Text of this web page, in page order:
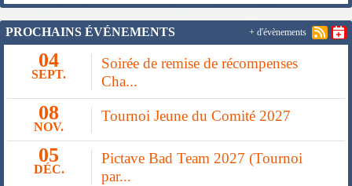
PROCHAINS ÉVÉNEMENTS
04
SEPT.
Soirée de remise de récompenses
Cha...
08
NOV.
Tournoi Jeune du Comité 2027
05
DÉC.
Pictave Bad Team 2027 (Tournoi
par...
+ d'évènements